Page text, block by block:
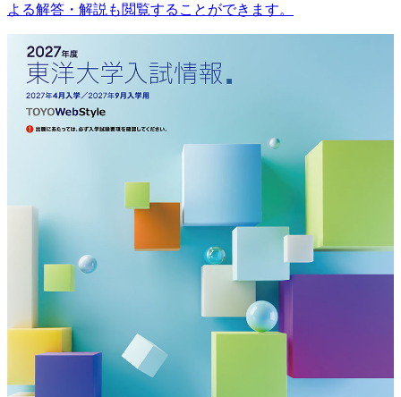
よる解答・解説も閲覧することができます。